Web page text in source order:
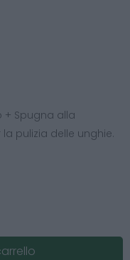
Spugna alla
pulizia delle unghie.